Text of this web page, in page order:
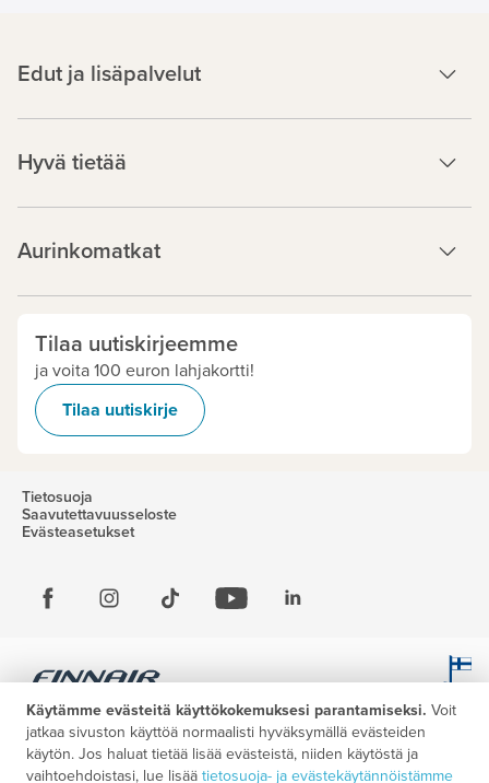
Edut ja lisäpalvelut
Hyvä tietää
Aurinkomatkat
Tilaa uutiskirjeemme
ja voita 100 euron lahjakortti!
Tilaa uutiskirje
Tietosuoja
Saavutettavuusseloste
Evästeasetukset
Käytämme evästeitä käyttökokemuksesi parantamiseksi. Voit
jatkaa sivuston käyttöä normaalisti hyväksymällä evästeiden
käytön. Jos haluat tietää lisää evästeistä, niiden käytöstä ja
vaihtoehdoistasi, lue lisää tietosuoja- ja evästekäytännöistämme